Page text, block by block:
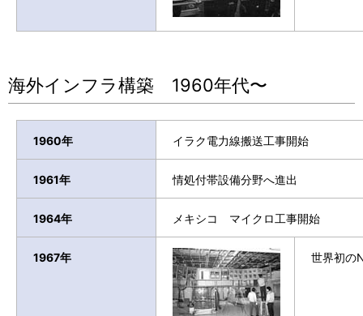
海外インフラ構築 1960年代〜
1960年 イラク電力線搬送工事開始
1961年 情処付帯設備分野へ進出
1964年 メキシコ マイクロ工事開始
1967年 世界初の